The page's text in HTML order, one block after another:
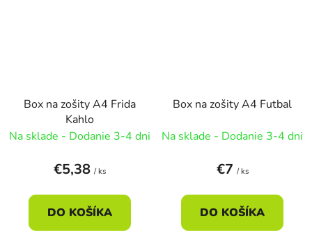
Box na zošity A4 Frida
Kahlo
Na sklade - Dodanie 3-4 dni
€5,38 / ks
DO KOŠÍKA
Box na zošity A4 Futbal
Na sklade - Dodanie 3-4 dni
€7 / ks
DO KOŠÍKA